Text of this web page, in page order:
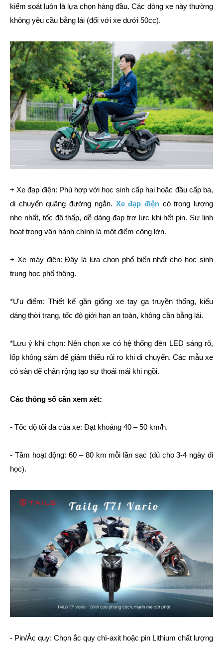
kiểm soát luôn là lựa chọn hàng đầu. Các dòng xe này thường
không yêu cầu bằng lái (đối với xe dưới 50cc).
+ Xe đạp điện: Phù hợp với học sinh cấp hai hoặc đầu cấp ba,
di chuyển quãng đường ngắn. Xe đạp điệncó trọng lượng
nhẹ nhất, tốc độ thấp, dễ dàng đạp trợ lực khi hết pin. Sự linh
hoạt trong vận hành chính là một điểm cộng lớn.
+ Xe máy điện: Đây là lựa chọn phổ biến nhất cho học sinh
trung học phổ thông.
*Ưu điểm: Thiết kế gần giống xe tay ga truyền thống, kiểu
dáng thời trang, tốc độ giới hạn an toàn, không cần bằng lái.
*Lưu ý khi chọn: Nên chọn xe có hệ thống đèn LED sáng rõ,
lốp không săm để giảm thiểu rủi ro khi di chuyển. Các mẫu xe
có sàn để chân rộng tạo sự thoải mái khi ngồi.
Các thông số cần xem xét:
- Tốc độ tối đa của xe: Đạt khoảng 40 – 50 km/h.
- Tầm hoạt động: 60 – 80 km mỗi lần sạc (đủ cho 3-4 ngày đi
học).
- Pin/Ắc quy: Chọn ắc quy chì-axit hoặc pin Lithium chất lượng